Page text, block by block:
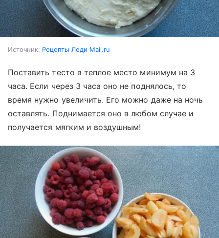
Источник: Рецепты Леди Mail.ru
Поставить тесто в теплое место минимум на 3
часа. Если через 3 часа оно не поднялось, то
время нужно увеличить. Его можно даже на ночь
оставлять. Поднимается оно в любом случае и
получается мягким и воздушным!